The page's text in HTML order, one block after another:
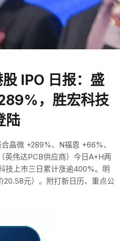
IPO 日报：盛
，胜宏科技
陆
晶微 +289%、N福恩 +66%、
伟达PCB供应商）今日A+H两
技上市三日累计涨逾400%。明
20.58元）。附打新日历、重点公